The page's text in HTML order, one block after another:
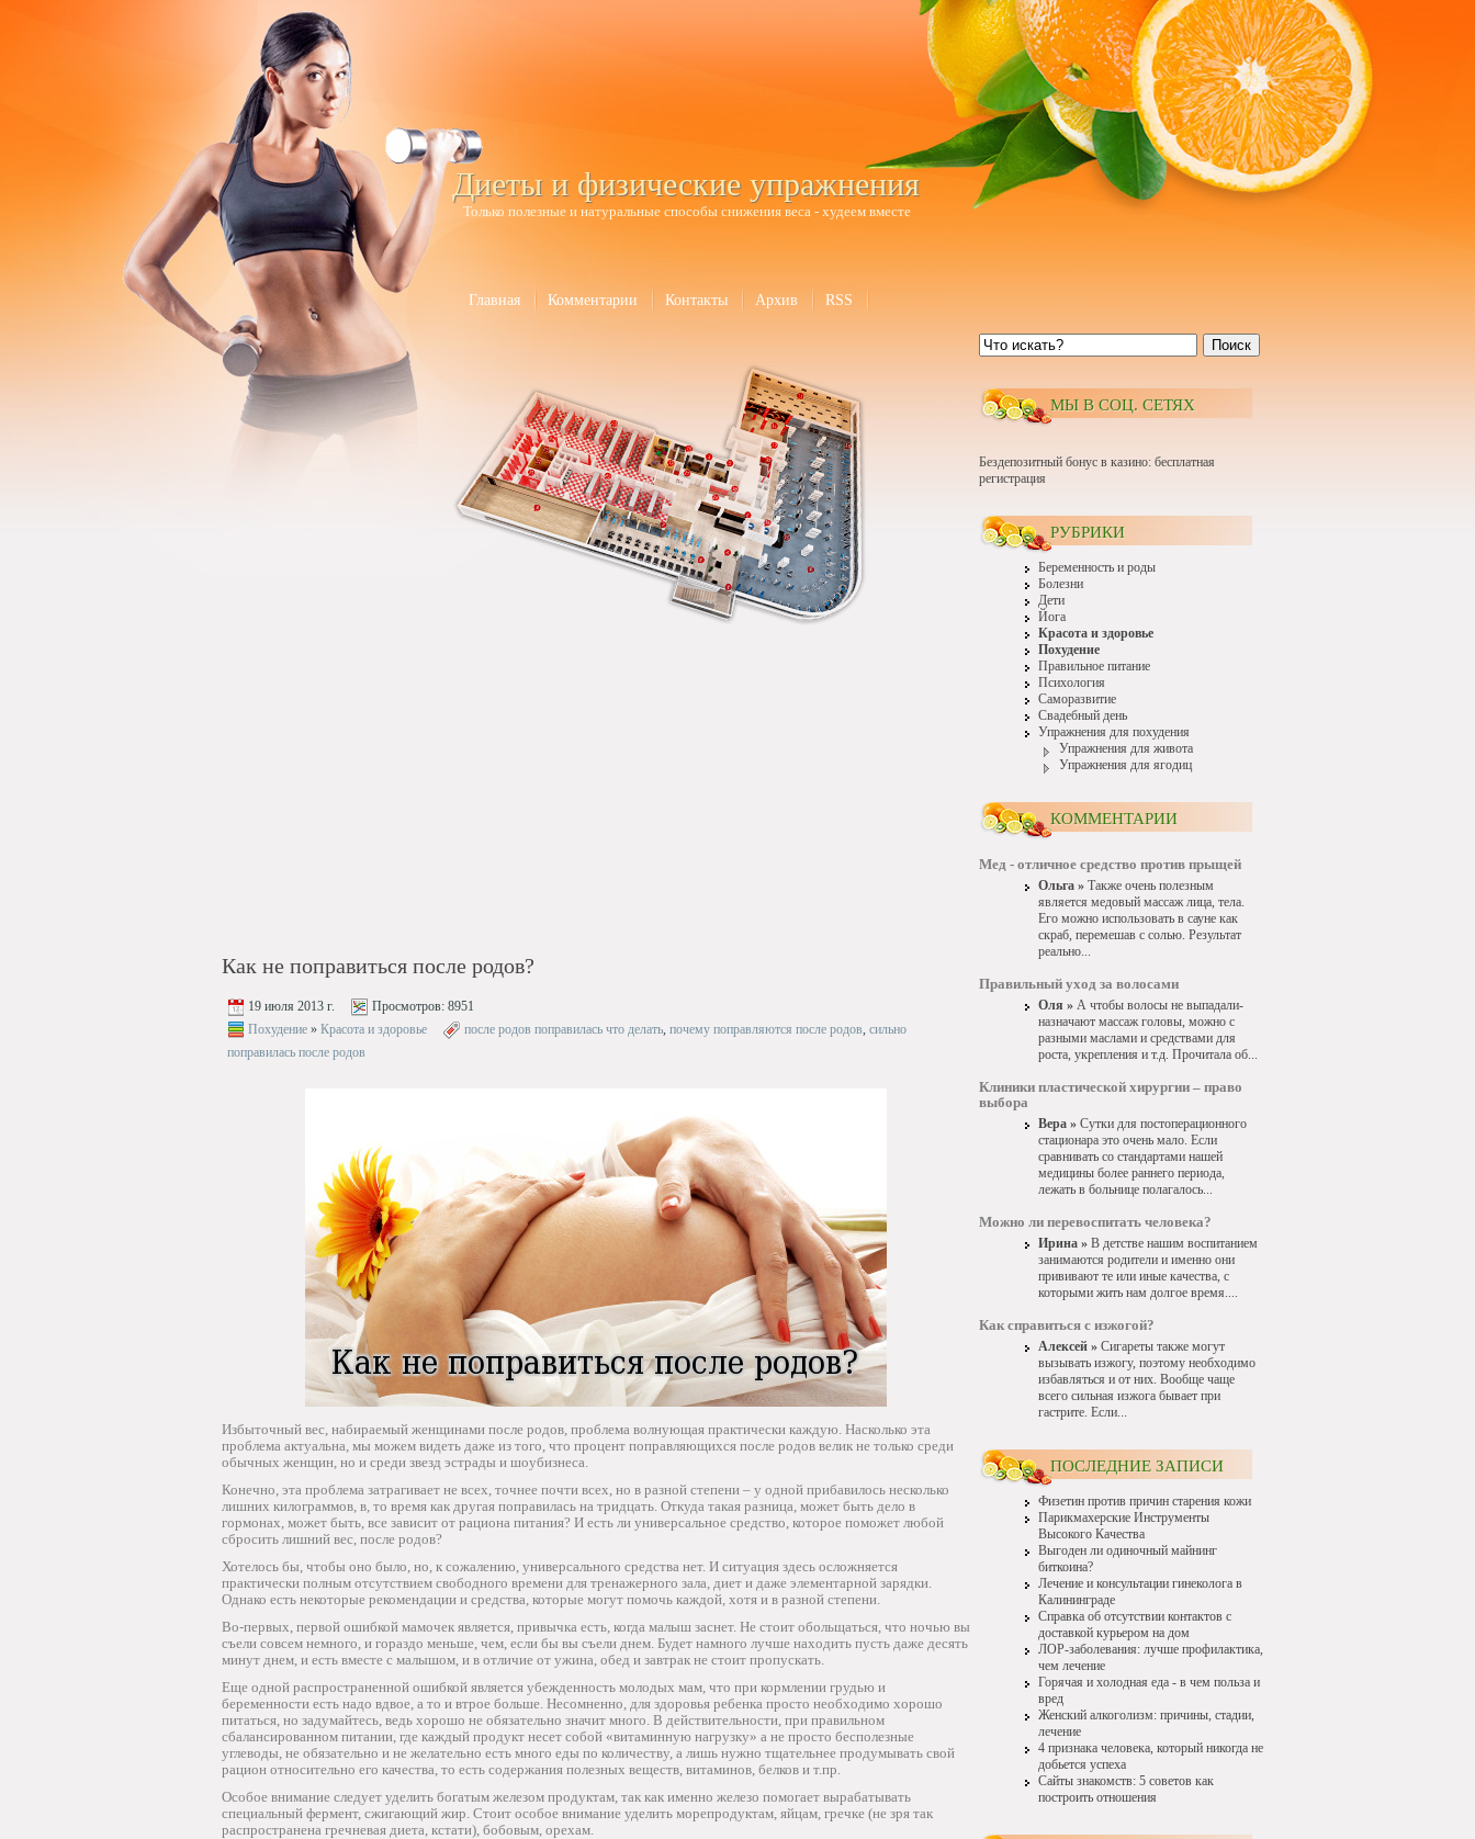
Диеты и физические упражнения
Только полезные и натуральные способы снижения веса - худеем вместе
Главная Комментарии Контакты Архив RSS
Как не поправиться после родов?
19 июля 2013 г. Просмотров: 8951
Похудение » Красота и здоровье после родов поправилась что делать, почему поправляются после родов, сильно
поправилась после родов
Избыточный вес, набираемый женщинами после родов, проблема волнующая практически каждую. Насколько эта
проблема актуальна, мы можем видеть даже из того, что процент поправляющихся после родов велик не только среди
обычных женщин, но и среди звезд эстрады и шоубизнеса.
Конечно, эта проблема затрагивает не всех, точнее почти всех, но в разной степени – у одной прибавилось несколько
лишних килограммов, в, то время как другая поправилась на тридцать. Откуда такая разница, может быть дело в
гормонах, может быть, все зависит от рациона питания? И есть ли универсальное средство, которое поможет любой
сбросить лишний вес, после родов?
Хотелось бы, чтобы оно было, но, к сожалению, универсального средства нет. И ситуация здесь осложняется
практически полным отсутствием свободного времени для тренажерного зала, диет и даже элементарной зарядки.
Однако есть некоторые рекомендации и средства, которые могут помочь каждой, хотя и в разной степени.
Во-первых, первой ошибкой мамочек является, привычка есть, когда малыш заснет. Не стоит обольщаться, что ночью вы
съели совсем немного, и гораздо меньше, чем, если бы вы съели днем. Будет намного лучше находить пусть даже десять
минут днем, и есть вместе с малышом, и в отличие от ужина, обед и завтрак не стоит пропускать.
Еще одной распространенной ошибкой является убежденность молодых мам, что при кормлении грудью и
беременности есть надо вдвое, а то и втрое больше. Несомненно, для здоровья ребенка просто необходимо хорошо
питаться, но задумайтесь, ведь хорошо не обязательно значит много. В действительности, при правильном
сбалансированном питании, где каждый продукт несет собой «витаминную нагрузку» а не просто бесполезные
углеводы, не обязательно и не желательно есть много еды по количеству, а лишь нужно тщательнее продумывать свой
рацион относительно его качества, то есть содержания полезных веществ, витаминов, белков и т.пр.
Особое внимание следует уделить богатым железом продуктам, так как именно железо помогает вырабатывать
специальный фермент, сжигающий жир. Стоит особое внимание уделить морепродуктам, яйцам, гречке (не зря так
распространена гречневая диета, кстати), бобовым, орехам.
Поиск
МЫ В СОЦ. СЕТЯХ
Бездепозитный бонус в казино: бесплатная
регистрация
РУБРИКИ
Беременность и роды
Болезни
Дети
Йога
Красота и здоровье
Похудение
Правильное питание
Психология
Саморазвитие
Свадебный день
Упражнения для похудения
Упражнения для живота
Упражнения для ягодиц
КОММЕНТАРИИ
Мед - отличное средство против прыщей
Ольга » Также очень полезным
является медовый массаж лица, тела.
Его можно использовать в сауне как
скраб, перемешав с солью. Результат
реально...
Правильный уход за волосами
Оля » А чтобы волосы не выпадали-
назначают массаж головы, можно с
разными маслами и средствами для
роста, укрепления и т.д. Прочитала об...
Клиники пластической хирургии – право
выбора
Вера » Сутки для постоперационного
стационара это очень мало. Если
сравнивать со стандартами нашей
медицины более раннего периода,
лежать в больнице полагалось...
Можно ли перевоспитать человека?
Ирина » В детстве нашим воспитанием
занимаются родители и именно они
прививают те или иные качества, с
которыми жить нам долгое время....
Как справиться с изжогой?
Алексей » Сигареты также могут
вызывать изжогу, поэтому необходимо
избавляться и от них. Вообще чаще
всего сильная изжога бывает при
гастрите. Если...
ПОСЛЕДНИЕ ЗАПИСИ
Физетин против причин старения кожи
Парикмахерские Инструменты
Высокого Качества
Выгоден ли одиночный майнинг
биткоина?
Лечение и консультации гинеколога в
Калининграде
Справка об отсутствии контактов с
доставкой курьером на дом
ЛОР-заболевания: лучше профилактика,
чем лечение
Горячая и холодная еда - в чем польза и
вред
Женский алкоголизм: причины, стадии,
лечение
4 признака человека, который никогда не
добьется успеха
Сайты знакомств: 5 советов как
построить отношения